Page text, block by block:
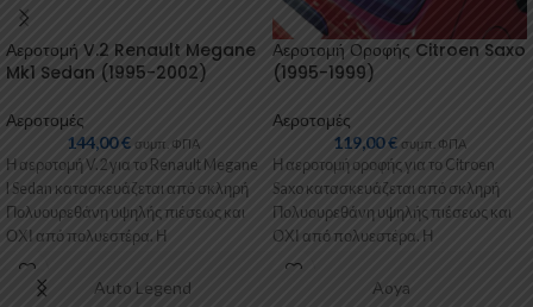
Αεροτομή V.2 Renault Megane
Mk1 Sedan (1995-2002)
Αεροτομές
144,00€ συμπ. ΦΠΑ
Η αεροτομή V.2 για το Renault Megane
I Sedan κατασκευάζεται από σκληρή
Πολυουρεθάνη υψηλής πιέσεως και
ΟΧΙ από πολυεστέρα. Η
Αεροτομή Οροφής Citroen Saxo
(1995-1999)
Αεροτομές
119,00€ συμπ. ΦΠΑ
Η αεροτομή οροφής για το Citroen
Saxo κατασκευάζεται από σκληρή
Πολυουρεθάνη υψηλής πιέσεως και
ΟΧΙ από πολυεστέρα. Η
Πολυουρεθάνη είναι
Auto Legend Aoya